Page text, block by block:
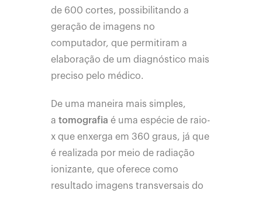
de 600 cortes, possibilitando a
geração de imagens no
computador, que permitiram a
elaboração de um diagnóstico mais
preciso pelo médico.
De uma maneira mais simples,
a tomografiaé uma espécie de raio-
x que enxerga em 360 graus, já que
é realizada por meio de radiação
ionizante, que oferece como
resultado imagens transversais do